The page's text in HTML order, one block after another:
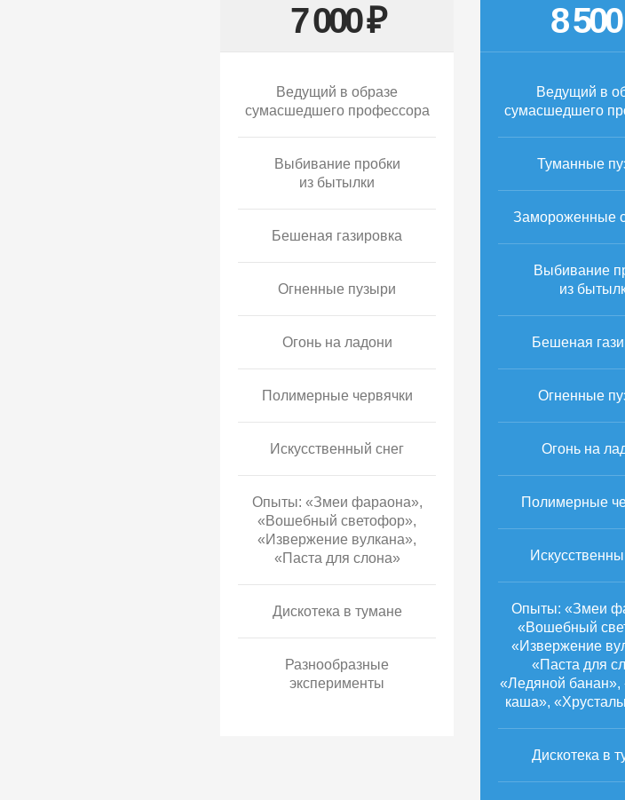
7 000 ₽
Ведущий в образе
сумасшедшего профессора
Выбивание пробки
из бытылки
Бешеная газировка
Огненные пузыри
Огонь на ладони
Полимерные червячки
Искусственный снег
Опыты: «Змеи фараона»,
«Вошебный светофор»,
«Извержение вулкана»,
«Паста для слона»
Дискотека в тумане
Разнообразные
эксперименты
8
Ведущий в
сумасшедшего
Туманные
Замороженные
Выбивание
из
Бешеная
Огненные
Огонь на
Полимерные
Опыты: «Змеи
«Вошебный
«Извержение
«Паста для
«Ледяной
каша»,
Дискотека в